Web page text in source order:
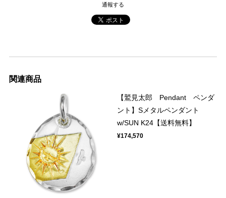
通報する
関連商品
【鷲見太郎 Pendant ペンダ
ント】Sメタルペンダント
w/SUN K24【送料無料】
¥174,570